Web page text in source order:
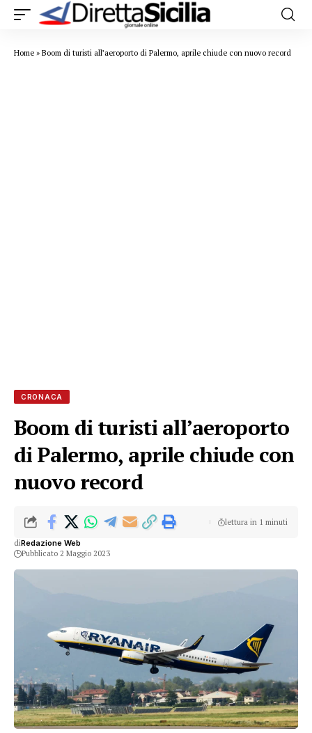
Home » Boom di turisti all’aeroporto di Palermo, aprile chiude con nuovo record
CRONACA
Boom di turisti all’aeroporto
di Palermo, aprile chiude con
nuovo record
diRedazione Web
Pubblicato 2 Maggio 2023
lettura in 1 minuti